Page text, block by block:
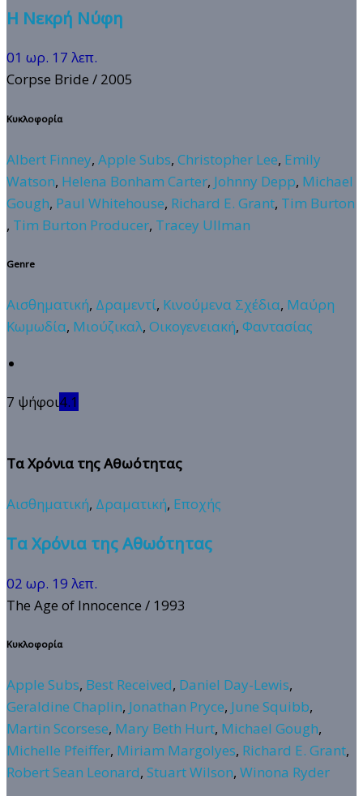
Η Νεκρή Νύφη
01 ωρ. 17 λεπ.
Corpse Bride / 2005
Κυκλοφορία
Albert Finney, Apple Subs, Christopher Lee, Emily
Watson, Helena Bonham Carter, Johnny Depp, Michael
Gough, Paul Whitehouse, Richard E. Grant, Tim Burton
, Tim Burton Producer, Tracey Ullman
Genre
Αισθηματική, Δραμεντί, Κινούμενα Σχέδια, Μαύρη
Κωμωδία, Μιούζικαλ, Οικογενειακή, Φαντασίας
7 ψήφοι4.1
Τα Χρόνια της Αθωότητας
Αισθηματική, Δραματική, Εποχής
Τα Χρόνια της Αθωότητας
02 ωρ. 19 λεπ.
The Age of Innocence / 1993
Κυκλοφορία
Apple Subs, Best Received, Daniel Day-Lewis,
Geraldine Chaplin, Jonathan Pryce, June Squibb,
Martin Scorsese, Mary Beth Hurt, Michael Gough,
Michelle Pfeiffer, Miriam Margolyes, Richard E. Grant,
Robert Sean Leonard, Stuart Wilson, Winona Ryder